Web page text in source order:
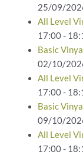
25/09/
All Level
17:00 -
Basic
02/10/
All Level
17:00 -
Basic
09/10/
All Level
17:00 -